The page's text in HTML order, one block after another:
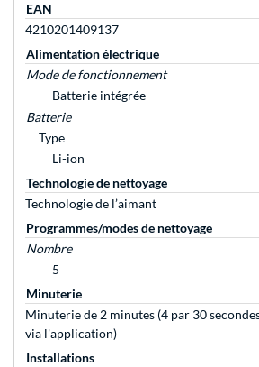
EAN
4210201409137
Alimentation électrique
Mode de fonctionnement
Batterie intégrée
Batterie
Type
Li-ion
Technologie de nettoyage
Technologie de l’aimant
Programmes/modes de nettoyage
Nombre
5
Minuterie
Minuterie de 2 minutes (4 par 30
via l'application)
Installations